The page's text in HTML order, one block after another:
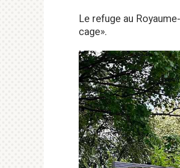
Le refuge au
cage».